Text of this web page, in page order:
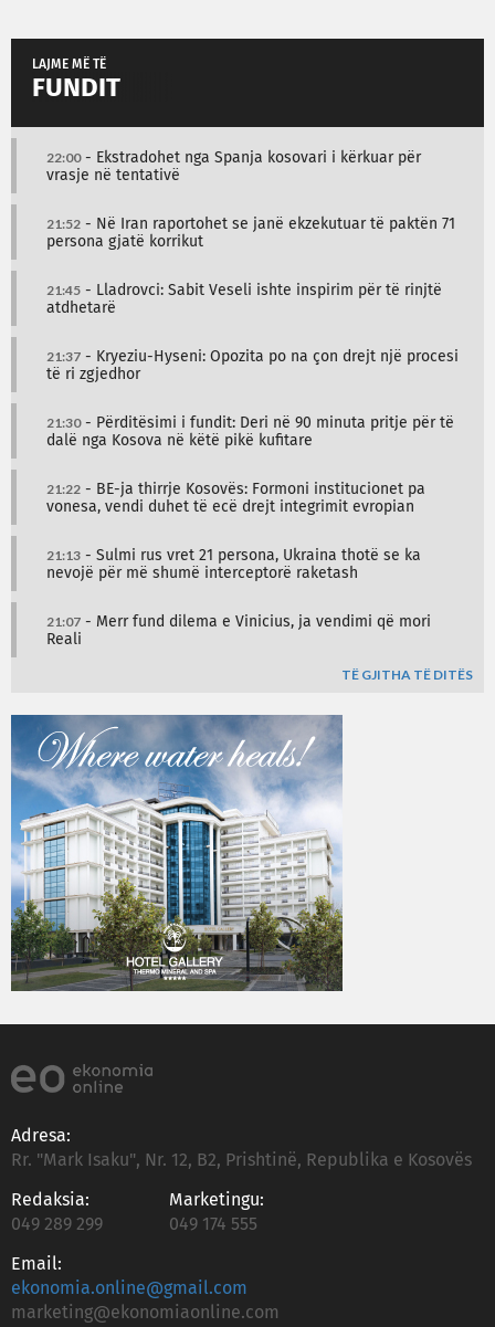
LAJME MË TË
FUNDIT
22:00- Ekstradohet nga Spanja kosovari i kërkuar për
vrasje në tentativë
21:52 - Në Iran raportohet se janë ekzekutuar të paktën 71
persona gjatë korrikut
21:45 - Lladrovci: Sabit Veseli ishte inspirim për të rinjtë
atdhetarë
21:37 - Kryeziu-Hyseni: Opozita po na çon drejt një procesi
të ri zgjedhor
21:30- Përditësimi i fundit: Deri në 90 minuta pritje për të
dalë nga Kosova në këtë pikë kufitare
21:22 - BE-ja thirrje Kosovës: Formoni institucionet pa
vonesa, vendi duhet të ecë drejt integrimit evropian
21:13 - Sulmi rus vret 21 persona, Ukraina thotë se ka
nevojë për më shumë interceptorë raketash
21:07 - Merr fund dilema e Vinicius, ja vendimi që mori
Reali
TË GJITHA TË DITËS
Adresa:
Rr. "Mark Isaku", Nr. 12, B2, Prishtinë, Republika e Kosovës
Redaksia:
049 289 299
Marketingu:
049 174 555
Email:
ekonomia.online@gmail.com
marketing@ekonomiaonline.com